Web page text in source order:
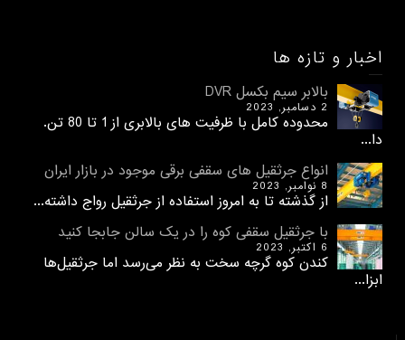
اخبار و تازه ها
بالابر سیم بکسل DVR
2 دسامبر, 2023
محدوده کامل با ظرفیت های بالابری از 1 تا 80 تن.
دا...
انواع جرثقیل های سقفی برقی موجود در بازار ایران
8 نوامبر, 2023
از گذشته تا به امروز استفاده از جرثقیل رواج داشته...
با جرثقیل سقفی کوه را در یک سالن جابجا کنید
6 اکتبر, 2023
کندن کوه گرچه سخت به نظر می‌رسد اما جرثقیل‌ها
ابزا...